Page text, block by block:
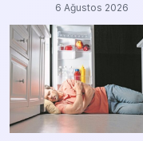
6 Ağustos 2026